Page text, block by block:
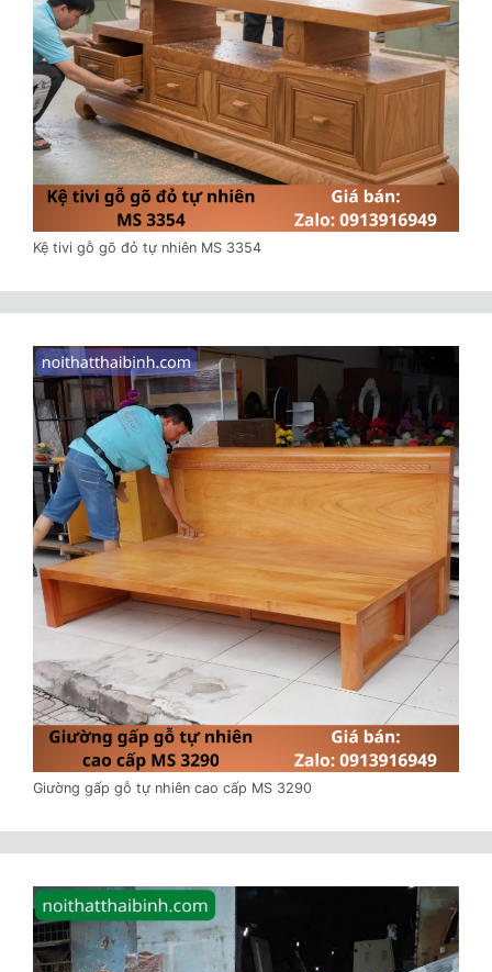
Kệ tivi gỗ gõ đỏ tự nhiên MS 3354
Giường gấp gỗ tự nhiên cao cấp MS 3290